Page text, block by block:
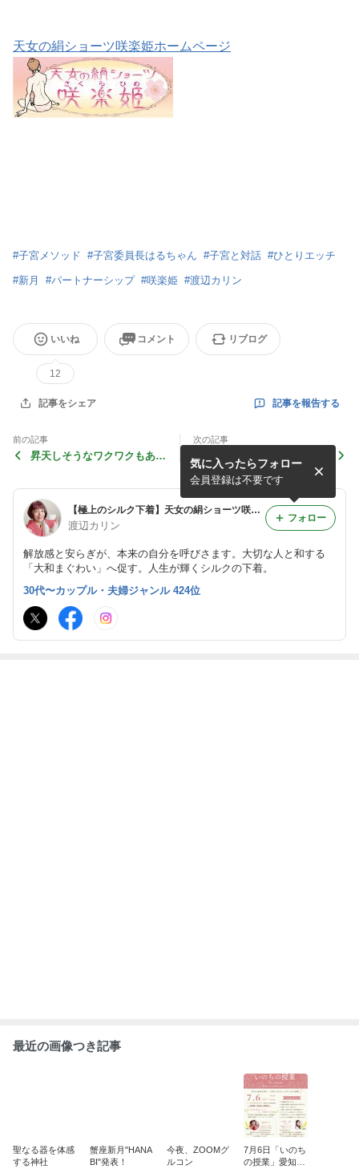
天女の絹ショーツ咲楽姫ホームページ
#子宮メソッド #子宮委員長はるちゃん #子宮と対話 #ひとりエッチ
#新月 #パートナーシップ #咲楽姫 #渡辺カリン
いいね
12
コメント リブログ
記事をシェア 記事を報告する
前の記事
昇天しそうなワクワクもあげ
次の記事
【極上のシルク下着】天女の絹ショーツ咲楽姫のブログ
渡辺カリン
解放感と安らぎが、本来の自分を呼びさます。大切な人と和する
「大和まぐわい」へ促す。人生が輝くシルクの下着。
気に入ったらフォロー
会員登録は不要です
フォロー
30代〜カップル・夫婦ジャンル 424位
最近の画像つき記事
聖なる器を体感
する神社
蟹座新月"HANA
BI"発表！
今夜、ZOOMグ
ルコン
7月6日「いのち
の授業」愛知県